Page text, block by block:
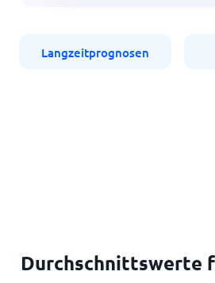
Langzeitprognosen
Durchschnittswerte